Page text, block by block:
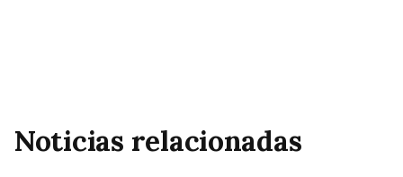
Noticias relacionadas